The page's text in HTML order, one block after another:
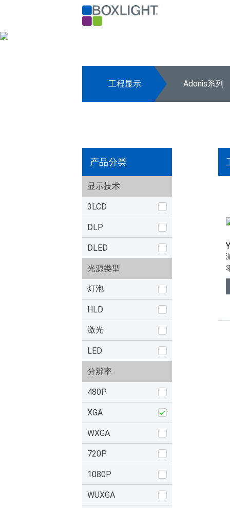
工程显示 Adonis系列
产品分类
显示技术
3LCD
DLP
DLED
光源类型
灯泡
HLD
激光
LED
分辨率
480P
XGA
WXGA
720P
1080P
WUXGA